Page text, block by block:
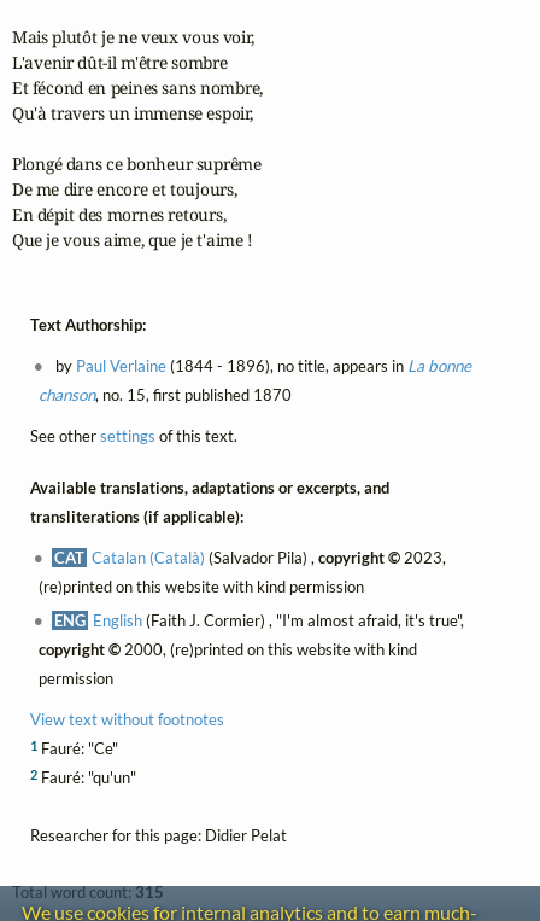
Mais plutôt je ne veux vous voir,
L'avenir dût-il m'être sombre
Et fécond en peines sans nombre,
Qu'à travers un immense espoir,
Plongé dans ce bonheur suprême
De me dire encore et toujours,
En dépit des mornes retours,
Que je vous aime, que je t'aime !
Text Authorship:
by Paul Verlaine(1844 - 1896), no title, appears in La bonne
chanson, no. 15, first published 1870
See othersettings of this text.
Available translations, adaptations or excerpts, and
transliterations (if applicable):
CAT Catalan (Català) (Salvador Pila) ,copyright © 2023,
(re)printed on this website with kind permission
ENG English(Faith J. Cormier) , "I'm almost afraid, it's true",
copyright ©2000, (re)printed on this website with kind
permission
View text without footnotes
1Fauré: "Ce"
2Fauré: "qu'un"
Researcher for this page: Didier Pelat
Total word count:315
We use cookies for internal analytics and to earn much-